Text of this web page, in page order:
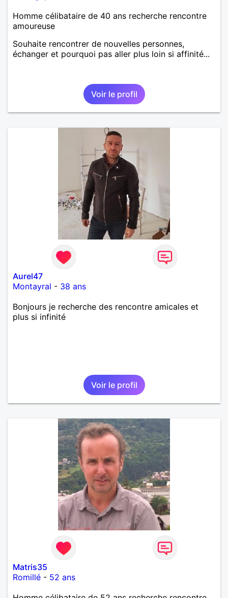
Homme célibataire de 40 ans recherche rencontre
amoureuse
Souhaite rencontrer de nouvelles personnes,
échanger et pourquoi pas aller plus loin si affinité...
Voir le profil
Aurel47
Montayral - 38 ans
Bonjours je recherche des rencontre amicales et
plus si infinité
Voir le profil
Matris35
Romillé - 52 ans